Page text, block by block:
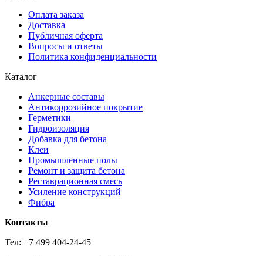
Оплата заказа
Доставка
Публичная оферта
Вопросы и ответы
Политика конфиденциальности
Каталог
Анкерные составы
Антикоррозийное покрытие
Герметики
Гидроизоляция
Добавка для бетона
Клеи
Промышленные полы
Ремонт и защита бетона
Реставрационная смесь
Усиление конструкций
Фибра
Контакты
Тел: +7 499 404-24-45